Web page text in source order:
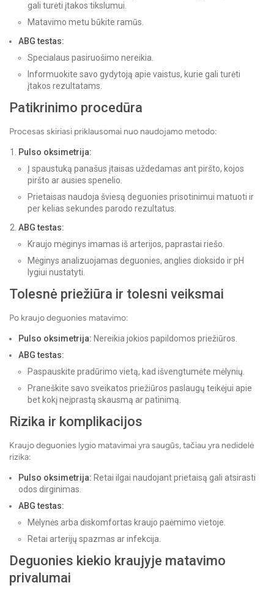
gali turėti įtakos tikslumui.
Matavimo metu būkite ramūs.
ABG testas:
Specialaus pasiruošimo nereikia.
Informuokite savo gydytoją apie vaistus, kurie gali turėti
įtakos rezultatams.
Patikrinimo procedūra
Procesas skiriasi priklausomai nuo naudojamo metodo:
Pulso oksimetrija:
Į spaustuką panašus įtaisas uždedamas ant piršto, kojos
piršto ar ausies spenelio.
Prietaisas naudoja šviesą deguonies prisotinimui matuoti ir
per kelias sekundes parodo rezultatus.
ABG testas:
Kraujo mėginys imamas iš arterijos, paprastai riešo.
Mėginys analizuojamas deguonies, anglies dioksido ir pH
lygiui nustatyti.
Tolesnė priežiūra ir tolesni veiksmai
Po kraujo deguonies matavimo:
Pulso oksimetrija: Nereikia jokios papildomos priežiūros.
ABG testas:
Paspauskite pradūrimo vietą, kad išvengtumėte mėlynių.
Praneškite savo sveikatos priežiūros paslaugų teikėjui apie
bet kokį neįprastą skausmą ar patinimą.
Rizika ir komplikacijos
Kraujo deguonies lygio matavimai yra saugūs, tačiau yra nedidelė
rizika:
Pulso oksimetrija: Retai ilgai naudojant prietaisą gali atsirasti
odos dirginimas.
ABG testas:
Mėlynės arba diskomfortas kraujo paėmimo vietoje.
Retai arterijų spazmas ar infekcija.
Deguonies kiekio kraujyje matavimo
privalumai